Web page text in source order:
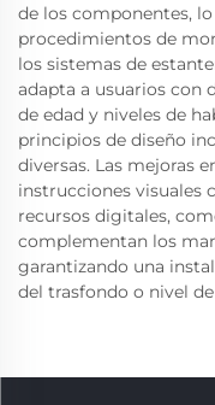
de los componentes,
procedimientos de
los sistemas de
adapta a usuarios con
de edad y niveles de
principios de diseño
diversas. Las mejoras
instrucciones visuales
recursos digitales,
complementan los
garantizando una
del trasfondo o nivel